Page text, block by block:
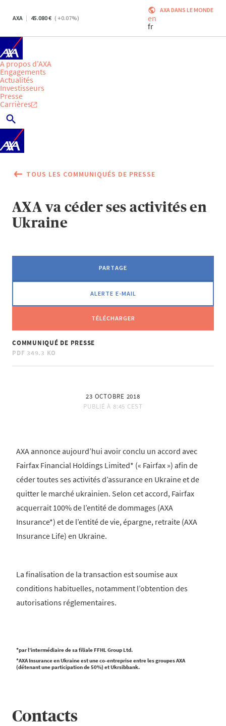
AXA 45.080 ( +0.07%)
AXA DANS LE MONDE
en
fr
A propos d'AXA
Engagements
Actualités
Investisseurs
Presse
Carrières
TOUS LES COMMUNIQUÉS DE PRESSE
AXA va céder ses activités en
Ukraine
PARTAGE
ALERTE E-MAIL
TÉLÉCHARGER
COMMUNIQUÉ DE PRESSE
PDF 349.3 KO
23 OCTOBRE 2018
PUBLIÉ À 8:45 CEST
AXA annonce aujourd’hui avoir conclu un accord avec
Fairfax Financial Holdings Limited* (« Fairfax ») afin de
céder toutes ses activités d’assurance en Ukraine et de
quitter le marché ukrainien. Selon cet accord, Fairfax
acquerrait 100% de l’entité de dommages (AXA
Insurance*) et de l’entité de vie, épargne, retraite (AXA
Insurance Life) en Ukraine.
La finalisation de la transaction est soumise aux
conditions habituelles, notamment l’obtention des
autorisations réglementaires.
*par l’intermédiaire de sa filiale FFHL Group Ltd.
*AXA Insurance en Ukraine est une co-entreprise entre les groupes AXA
(détenant une participation de 50%) et Ukrsibbank.
Contacts